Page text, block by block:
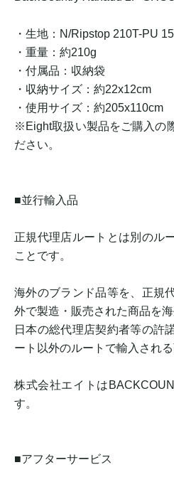
・生地：N/Ripstop 210T-PU
・重量：約210g
・付属品：収納袋
・収納サイズ：約22x12cm
・使用サイズ：約205x110cm
※Eight取扱い製品をご購入の
ださい。
■並行輸入品
正規代理店ルートとは別のル
ことです。
海外のブランド品等を、正規
外で製造・販売された商品を
日本の総代理店契約者等の許
ート以外のルートで輸入される
株式会社エイトは
す。
■アフターサービス